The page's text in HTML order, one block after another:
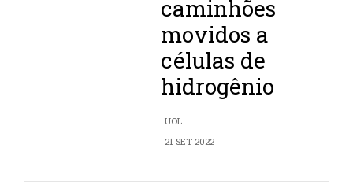
caminhões
movidos a
células de
hidrogênio
UOL
21 SET 2022